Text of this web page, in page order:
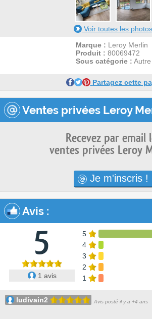
5
Voir toutes les photos
Marque : Leroy Merlin
Produit : 80069472
Sous catégorie : Autre
Partagez cette
Ventes privées Leroy
Recevez par email
ventes privées Leroy
Je m'inscris !
Avis :
5
1 avis
5
4
3
2
1
ludivain2 Avis posté il y a +4 ans